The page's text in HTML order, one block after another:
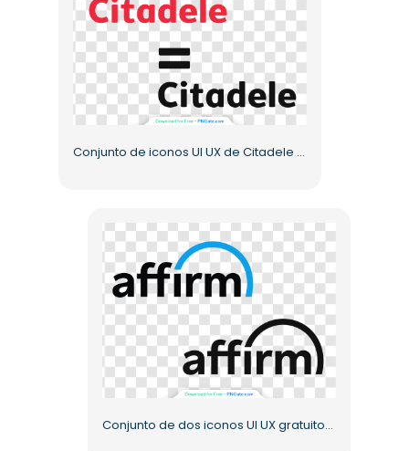
Conjunto de iconos UI UX de Citadele para tus necesidades PNG gratis
Conjunto de dos iconos UI UX gratuitos del logotipo de Affirm